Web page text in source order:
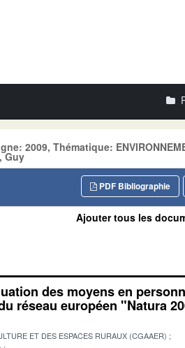
2009, Thématique:
Guy
PDF Bibliographie
Ajouter tous les
des moyens en
réseau européen "Natura
ET DES ESPACES RURAUX (CGAAER)